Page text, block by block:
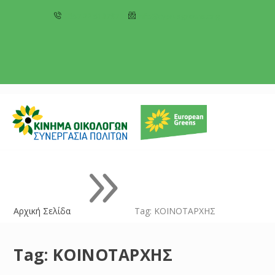
Αρχική Σελίδα 9 Tag: ΚΟΙΝΟΤΑΡΧΗΣ
Tag: ΚΟΙΝΟΤΑΡΧΗΣ